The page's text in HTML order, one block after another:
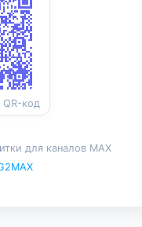
QR-код
для каналов MAX